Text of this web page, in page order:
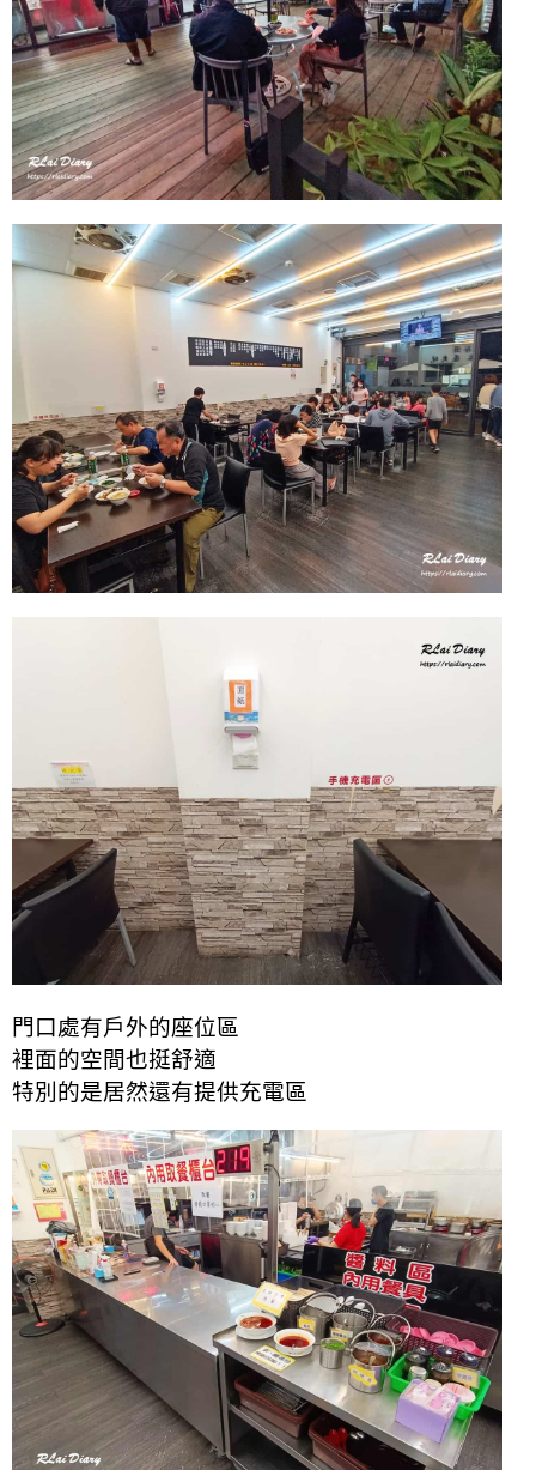
門口處有戶外的座位區
裡面的空間也挺舒適
特別的是居然還有提供充電區